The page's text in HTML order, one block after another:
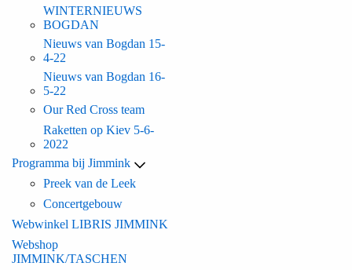
WINTERNIEUWS
BOGDAN
Nieuws van Bogdan 15-
4-22
Nieuws van Bogdan 16-
5-22
Our Red Cross team
Raketten op Kiev 5-6-
2022
Programma bij Jimmink
Preek van de Leek
Concertgebouw
Webwinkel LIBRIS JIMMINK
Webshop
JIMMINK/TASCHEN